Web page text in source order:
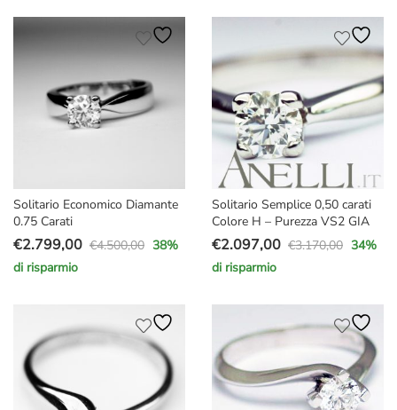
€3.200,00.
€2.099,00.
€7.500,00.
€4.690,00.
Solitario Economico Diamante
0.75 Carati
€4.500,00
Il
prezzo
€4.500,00.
€2.799,00
Il
prezzo
€2.799,00.
38%
di risparmio
Solitario Semplice 0,50 carati
Colore H – Purezza VS2 GIA
€3.170,00
Il
prezzo
€3.170,00.
€2.097,00
Il
prezzo
€2.097,00.
34%
di risparmio